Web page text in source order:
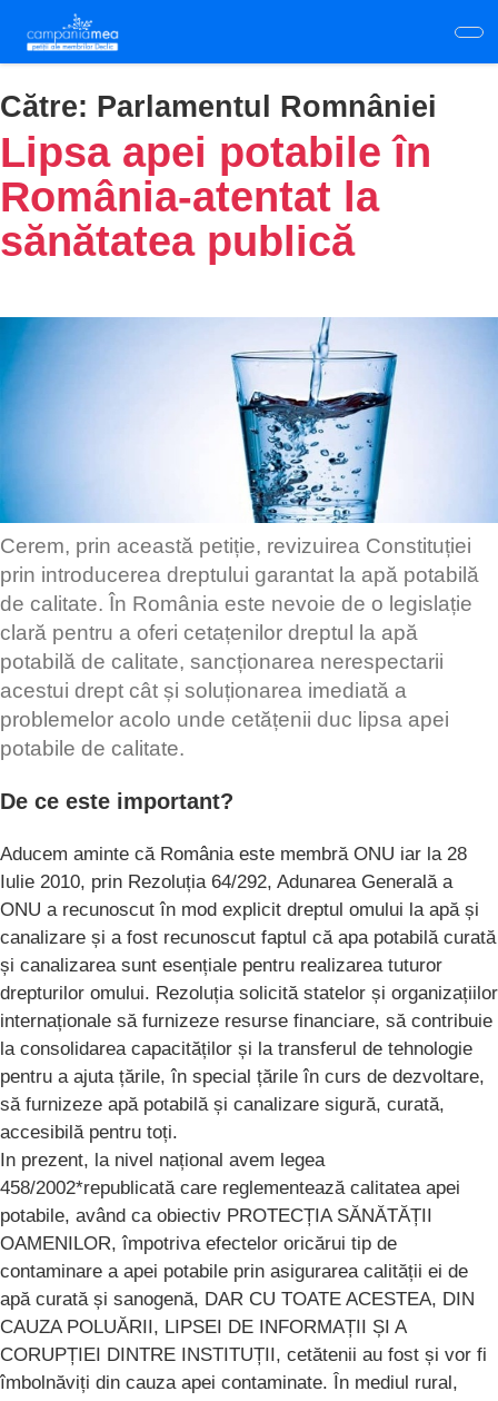
main
content
Către: Parlamentul Romnâniei
Lipsa apei potabile în
România-atentat la
sănătatea publică
Cerem, prin această petiție, revizuirea Constituției
prin introducerea dreptului garantat la apă potabilă
de calitate. În România este nevoie de o legislație
clară pentru a oferi cetațenilor dreptul la apă
potabilă de calitate, sancționarea nerespectarii
acestui drept cât și soluționarea imediată a
problemelor acolo unde cetățenii duc lipsa apei
potabile de calitate.
De ce este important?
Aducem aminte că România este membră ONU iar la 28
Iulie 2010, prin Rezoluția 64/292, Adunarea Generală a
ONU a recunoscut în mod explicit dreptul omului la apă și
canalizare și a fost recunoscut faptul că apa potabilă curată
și canalizarea sunt esențiale pentru realizarea tuturor
drepturilor omului. Rezoluția solicită statelor și organizațiilor
internaționale să furnizeze resurse financiare, să contribuie
la consolidarea capacităților și la transferul de tehnologie
pentru a ajuta țările, în special țările în curs de dezvoltare,
să furnizeze apă potabilă și canalizare sigură, curată,
accesibilă pentru toți.
In prezent, la nivel național avem legea
458/2002*republicată care reglementează calitatea apei
potabile, având ca obiectiv PROTECȚIA SĂNĂTĂȚII
OAMENILOR, împotriva efectelor oricărui tip de
contaminare a apei potabile prin asigurarea calității ei de
apă curată și sanogenă, DAR CU TOATE ACESTEA, DIN
CAUZA POLUĂRII, LIPSEI DE INFORMAȚII ȘI A
CORUPȚIEI DINTRE INSTITUȚII, cetătenii au fost și vor fi
îmbolnăviți din cauza apei contaminate. În mediul rural,